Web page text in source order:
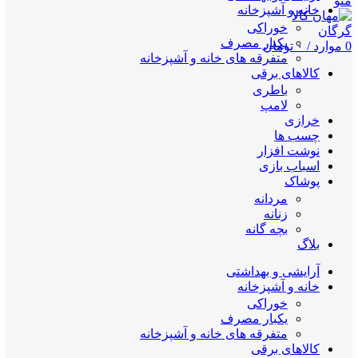
0 موارد / ۰ تومان
خانه و آشپزخانه
خوراکی
یکبار مصرف
متفرقه های خانه و آشپزخانه
کالاهای برقی
باطری
لامپ
خرازی
چسب ها
نوشت افزار
اسباب بازی
پوشاک
مردانه
زنانه
بچه گانه
بلاگ
آرایشی و بهداشتی
خانه و آشپزخانه
خوراکی
یکبار مصرف
متفرقه های خانه و آشپزخانه
کالاهای برقی